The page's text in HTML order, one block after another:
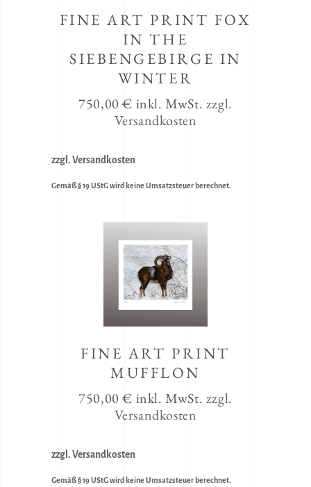
FINE ART PRINT FOX
IN THE
SIEBENGEBIRGE IN
WINTER
750,00€ inkl. MwSt. zzgl.
Versandkosten
zzgl. Versandkosten
Gemäß § 19 UStG wird keine Umsatzsteuer berechnet.
FINE ART PRINT
MUFFLON
750,00€ inkl. MwSt. zzgl.
Versandkosten
zzgl. Versandkosten
Gemäß § 19 UStG wird keine Umsatzsteuer berechnet.